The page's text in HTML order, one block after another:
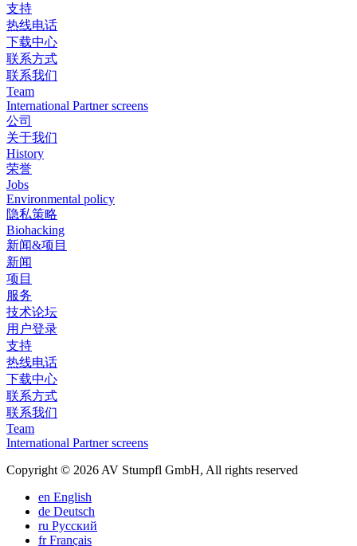
支持
热线电话
下载中心
联系方式
联系我们
Team
International Partner screens
公司
关于我们
History
荣誉
Jobs
Environmental policy
隐私策略
Biohacking
新闻&项目
新闻
项目
服务
技术论坛
用户登录
支持
热线电话
下载中心
联系方式
联系我们
Team
International Partner screens
Copyright © 2026 AV Stumpfl GmbH, All rights reserved
en English
de Deutsch
ru Pусский
frFrançais